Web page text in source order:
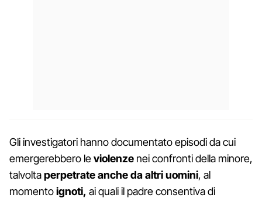
Gli investigatori hanno documentato episodi da cui
emergerebbero leviolenze nei confronti della minore,
talvoltaperpetrate anche da altri uomini, al
momentoignoti, ai quali il padre consentiva di